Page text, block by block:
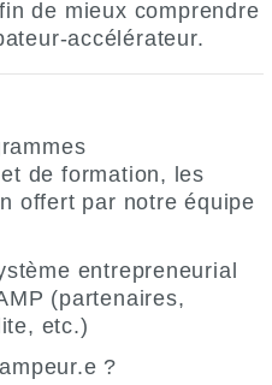
de mieux comprendre
accélérateur.
de formation, les
offert par notre équipe
entrepreneurial
(partenaires,
etc.)
?